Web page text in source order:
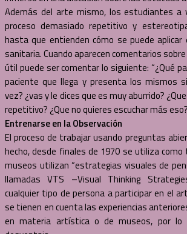
Además del arte mismo, los estudiantes a
proceso demasiado repetitivo y
hasta que entienden cómo se puede
sanitaria. Cuando aparecen comentarios
útil puede ser comentar lo siguiente: “¿Qué
paciente que llega y presenta los mismos
vez? ¿vas y le dices que es muy aburrido?
repetitivo? ¿Que no quieres escuchar más
Entrenarse en la Observación
El proceso de trabajar usando preguntas
hecho, desde finales de 1970 se utiliza como
museos utilizan “estrategias visuales de
llamadas VTS –Visual Thinking
cualquier tipo de persona a participar en el
se tienen en cuenta las experiencias
en materia artística o de museos, por lo